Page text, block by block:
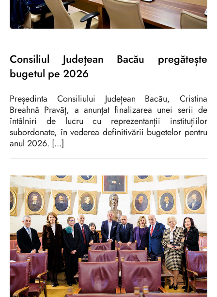
Consiliul Județean Bacău pregătește
bugetul pe 2026
Președinta Consiliului Județean Bacău, Cristina
Breahnă Pravăț, a anunțat finalizarea unei serii de
întâlniri de lucru cu reprezentanții instituțiilor
subordonate, în vederea definitivării bugetelor pentru
anul 2026. [...]